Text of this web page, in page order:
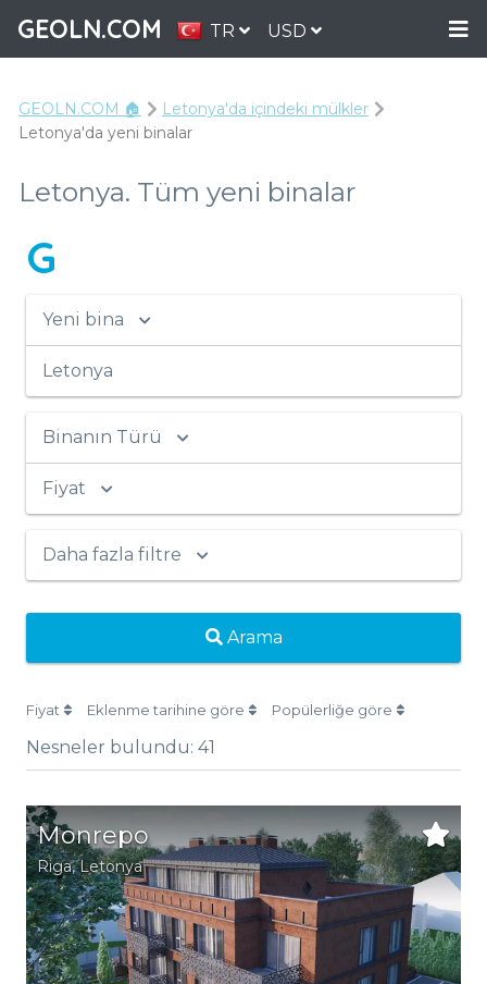
GEOLN.COM TR USD
GEOLN.COM 🏠
Letonya'da içindeki mülkler
Letonya'da yeni binalar
Letonya. Tüm yeni binalar
G
Yeni bina
Letonya
Binanın Türü
Fiyat
Daha fazla filtre
Arama
Fiyat Eklenme tarihine göre Popülerliğe göre
Nesneler bulundu: 41
Monrepo
Riga, Letonya